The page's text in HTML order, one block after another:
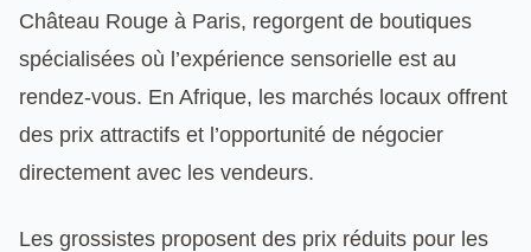
Château Rouge à Paris, regorgent de boutiques
spécialisées où l’expérience sensorielle est au
rendez-vous. En Afrique, les marchés locaux offrent
des prix attractifs et l’opportunité de négocier
directement avec les vendeurs.
Les grossistes proposent des prix réduits pour les